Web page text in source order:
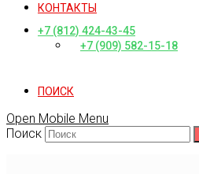
КОНТАКТЫ
+7 (812) 424-43-45
+7 (909) 582-15-18
ПОИСК
Open Mobile Menu
Поиск